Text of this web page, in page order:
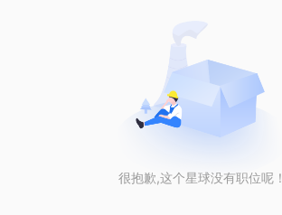
很抱歉,这个星球没有职位呢！